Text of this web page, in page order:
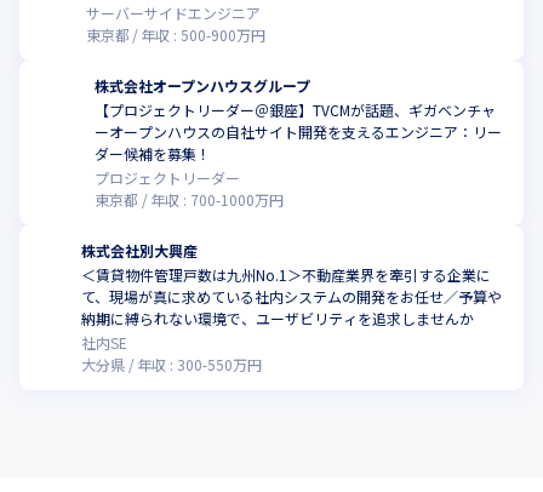
サーバーサイドエンジニア
東京都
年収 :500-900万円
株式会社オープンハウスグループ
【プロジェクトリーダー＠銀座】TVCMが話題、ギガベンチャ
ーオープンハウスの自社サイト開発を支えるエンジニア：リー
ダー候補を募集！
プロジェクトリーダー
東京都
年収 : 700-1000万円
株式会社別大興産
＜賃貸物件管理戸数は九州No.1＞不動産業界を牽引する企業に
て、現場が真に求めている社内システムの開発をお任せ／予算や
納期に縛られない環境で、ユーザビリティを追求しませんか
社内SE
大分県
年収 : 300-550万円